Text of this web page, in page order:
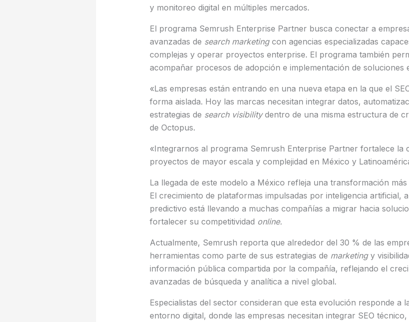
y monitoreo digital en múltiples mercados.
El programa Semrush Enterprise Partner busca conectar a
avanzadas de search marketing con agencias especializadas
complejas y operar proyectos enterprise. El programa también
acompañar procesos de adopción e implementación de soluciones
«Las empresas están entrando en una nueva etapa en la que el
forma aislada. Hoy las marcas necesitan integrar datos,
estrategias de search visibilitydentro de una misma estructura de
de Octopus.
«Integrarnos al programa Semrush Enterprise Partner fortalece la
proyectos de mayor escala y complejidad en México y
La llegada de este modelo a México refleja una transformación
El crecimiento de plataformas impulsadas por inteligencia artificial,
predictivo está llevando a muchas compañías a migrar hacia
fortalecer su competitividad online.
Actualmente, Semrush reporta que alrededor del 30 % de las
herramientas como parte de sus estrategias de marketingy
información pública compartida por la compañía, reflejando el
avanzadas de búsqueda y analítica a nivel global.
Especialistas del sector consideran que esta evolución responde a
entorno digital, donde las empresas necesitan integrar SEO